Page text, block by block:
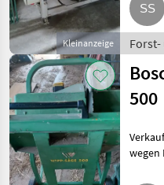
Kleinanzeige
Forst-
500
wegen